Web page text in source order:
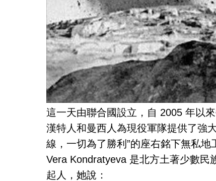
這一天由聯合國設立，自 2005 年以
漢特人和曼西人為現役軍隊提供了強
線，一切為了勝利”的座右銘下無私地
Vera Kondratyeva 是北方土著少數民
起人，她說：